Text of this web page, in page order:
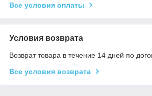
Все условия оплаты
Условия возврата
Возврат товара в течение 14 дней по
Все условия возврата